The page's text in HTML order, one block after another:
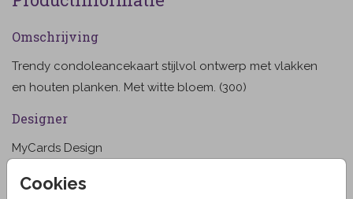
Cookies
Omschrijving
Trendy condoleancekaart stijlvol ontwerp met vlakken
en houten planken. Met witte bloem. (300)
Designer
MyCards Design
Collectie